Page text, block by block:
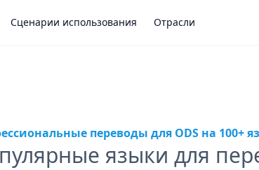
Сценарии использования Отрасли
переводы для ODS на 100+
языки для